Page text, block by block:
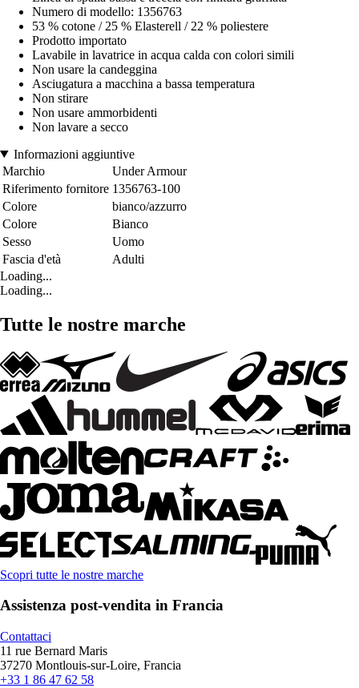
Numero di modello: 1356763
53 % cotone / 25 % Elasterell / 22 % poliestere
Prodotto importato
Lavabile in lavatrice in acqua calda con colori simili
Non usare la candeggina
Asciugatura a macchina a bassa temperatura
Non stirare
Non usare ammorbidenti
Non lavare a secco
Informazioni aggiuntive
Marchio
Under Armour
Riferimento fornitore 1356763-100
Colore
bianco/azzurro
Colore
Bianco
Sesso
Uomo
Fascia d'età
Adulti
Loading...
Loading...
Tutte le nostre marche
Scopri tutte le nostre marche
Assistenza post-vendita in Francia
Contattaci
11 rue Bernard Maris
37270 Montlouis-sur-Loire, Francia
+33 1 86 47 62 58